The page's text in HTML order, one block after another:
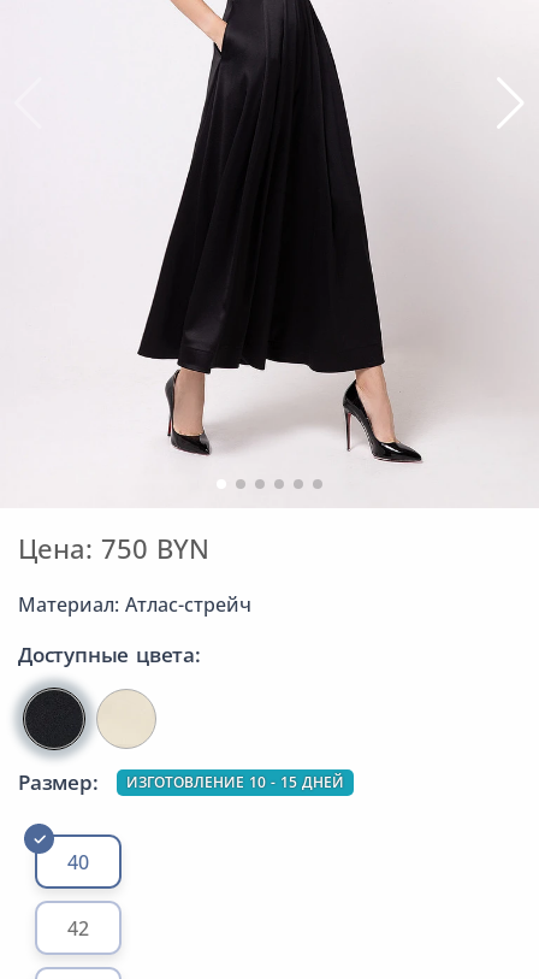
Цена: 750 BYN
Материал: Атлас-стрейч
Доступные цвета:
Размер: ИЗГОТОВЛЕНИЕ 10 - 15 ДНЕЙ
40
42